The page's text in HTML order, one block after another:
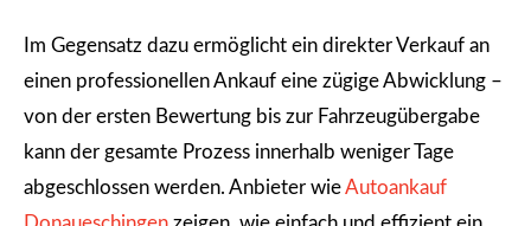
Im Gegensatz dazu ermöglicht ein direkter Verkauf an
einen professionellen Ankauf eine zügige Abwicklung –
von der ersten Bewertung bis zur Fahrzeugübergabe
kann der gesamte Prozess innerhalb weniger Tage
abgeschlossen werden. Anbieter wieAutoankauf